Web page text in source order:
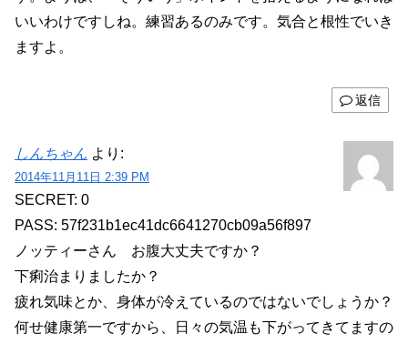
いいわけですしね。練習あるのみです。気合と根性でいき
ますよ。
返信
しんちゃん より:
2014年11月11日 2:39 PM
SECRET: 0
PASS: 57f231b1ec41dc6641270cb09a56f897
ノッティーさん お腹大丈夫ですか？
下痢治まりましたか？
疲れ気味とか、身体が冷えているのではないでしょうか？
何せ健康第一ですから、日々の気温も下がってきてますの